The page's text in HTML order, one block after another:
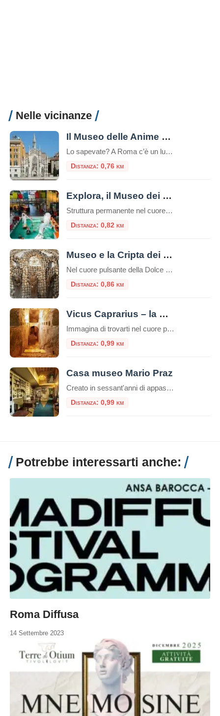
Nelle vicinanze
Il Museo delle Anime del Purgatorio
Lo sapevate? A Roma c’è un luogo unico e inquietante: il Museo delle Anime del Purgatorio. Il museo delle anime del Purgatorio è un’esposizione di documenti e testimonianze allestita in un locale adiacente alla sacrestia della piccola chiesa neogotica del Sacro Cuore del Suffragio a Roma. Tali documenti proverebbero l’esistenza del Purgatorio. La chiesa del […]
Distanza: 0,76 km
Explora, il Museo dei Bambini
Struttura permanente nel cuore di Roma, Explora il Museo dei Bambini attiva dal 2001, è dedicata a bambine e bambini da 0 a 11 anni.Da oltre 20 anni, è il punto di riferimento per l’educazione informale e le attività creative per le famiglie, le scuole e il mondo dell’infanzia. Uno spazio in cui l’esplorazione e […]
Distanza: 0,82 km
Museo e la Cripta dei Frati Cappuccini
Nel cuore pulsante della Dolce Vita romana, lungo la celebre Via Veneto, si cela un luogo che offre un’esperienza tanto profonda quanto inaspettata, un viaggio che intreccia arte, storia e una potente riflessione sulla vita e la morte. È il Complesso di Santa Maria della Concezione, che ospita il Museo e la Cripta dei Frati […]
Distanza: 0,86 km
Vicus Caprarius – la Città dell’Acqua
Immagina di trovarti nel cuore pulsante di Roma, davanti alla maestosa Fontana di Trevi. La folla è ovunque, il rumore dell’acqua scrosciante si mescola al vociare dei turisti. Eppure, a pochi metri di distanza e a nove metri di profondità, esiste un mondo silenzioso dove quell’acqua scorre da duemila anni, testimone di una storia millenaria. […]
Distanza: 0,99 km
Casa museo Mario Praz
Creato in sessant'anni di appassionato collezionismo da Mario Praz (Roma 1896-1982) anglista e critico di levatura internazionale, al Casa Museo Mario Praz si presenta come una dimora nobiliare del secolo XIX. Mario Praz - pescatore, scrittore e
Distanza: 0,99 km
Potrebbe interessarti anche:
Roma Diffusa
14 Settembre 2023